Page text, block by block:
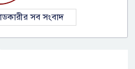
সব সংবাদ